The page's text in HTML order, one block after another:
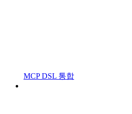
MCP DSL 통합